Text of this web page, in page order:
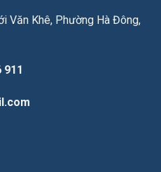
Văn Khê, Phường Hà Đông,
911